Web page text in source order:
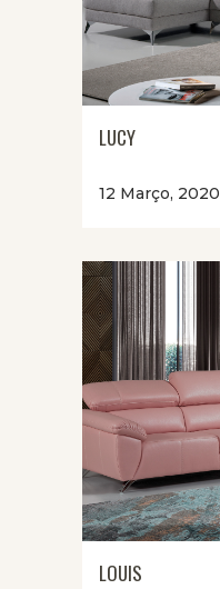
LUCY
12 Março, 2020
LOUIS